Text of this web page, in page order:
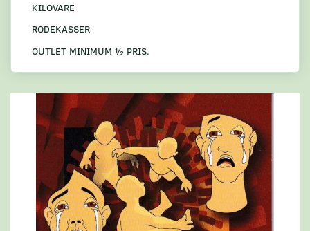
KILOVARE
RODEKASSER
OUTLET MINIMUM ½ PRIS.